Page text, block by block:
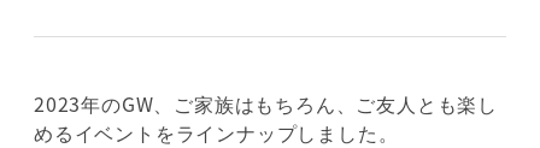
2023年のGW、ご家族はもちろん、ご友人とも楽し
めるイベントをラインナップしました。